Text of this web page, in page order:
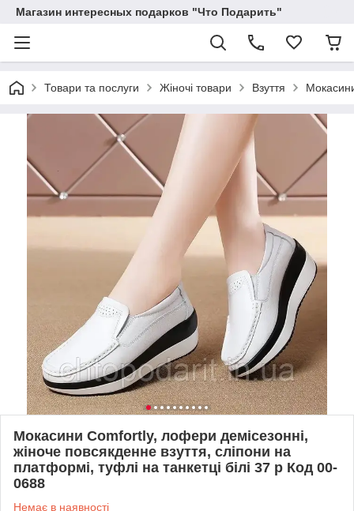
Магазин интересных подарков "Что Подарить"
Товари та послуги Жіночі товари Взуття
Мокасини Comfortly, лофери демісезонні,
жіноче повсякденне взуття, сліпони на
платформі, туфлі на танкетці білі 37 р Код 00-
0688
Немає в наявності